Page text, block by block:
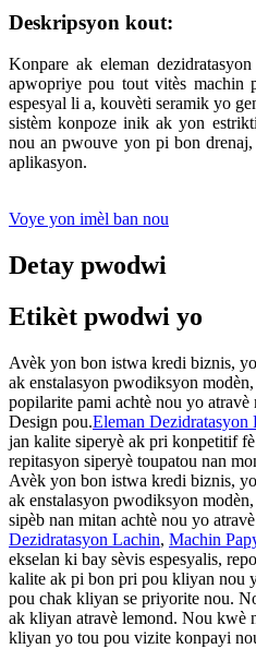
Deskripsyon kout:
Konpare ak eleman
apwopriye pou tout vitès machin
espesyal li a, kouvèti seramik yo
sistèm konpoze inik ak yon
nou an pwouve yon pi bon
aplikasyon.
Voye yon imèl ban nou
Detay pwodwi
Etikèt pwodwi yo
Avèk yon bon istwa kredi biznis,
ak enstalasyon pwodiksyon
popilarite pami achtè nou yo
Design pou.Eleman Dezidratasyon
jan kalite siperyè ak pri konpetitif
repitasyon siperyè toupatou nan
Avèk yon bon istwa kredi biznis,
ak enstalasyon pwodiksyon
sipèb nan mitan achtè nou yo
Dezidratasyon Lachin, Machin
ekselan ki bay sèvis espesyalis,
kalite ak pi bon pri pou kliyan nou
pou chak kliyan se priyorite nou.
ak kliyan atravè lemond. Nou kwè
kliyan yo tou pou vizite konpayi